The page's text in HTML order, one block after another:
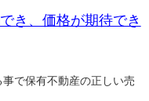
き、価格が期待でき
で保有不動産の正しい売